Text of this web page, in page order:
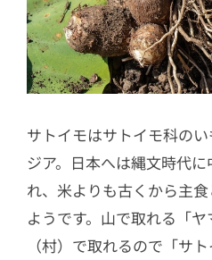
サトイモはサトイモ科の
ジア。日本へは縄文時代
れ、米よりも古くから主
ようです。山で取れる「
（村）で取れるので「サ